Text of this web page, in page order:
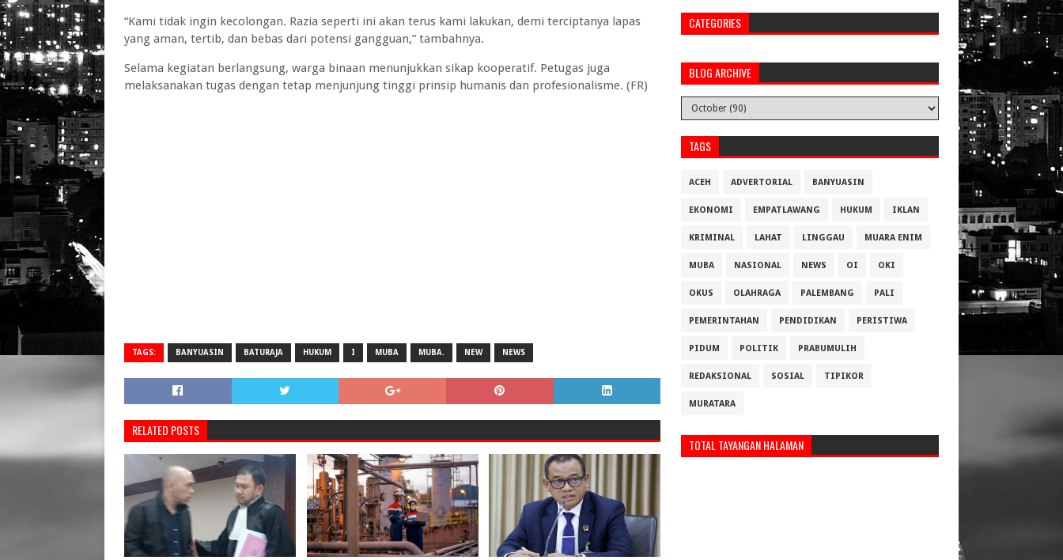
“Kami tidak ingin kecolongan. Razia seperti ini akan terus kami lakukan, demi terciptanya lapas
yang aman, tertib, dan bebas dari potensi gangguan,” tambahnya.
Selama kegiatan berlangsung, warga binaan menunjukkan sikap kooperatif. Petugas juga
melaksanakan tugas dengan tetap menjunjung tinggi prinsip humanis dan profesionalisme. (FR)
TAGS: BANYUASIN BATURAJA HUKUM I MUBA MUBA. NEW NEWS
RELATED POSTS
CATEGORIES
BLOG ARCHIVE
TAGS
ACEH ADVERTORIAL BANYUASIN
EKONOMI EMPATLAWANG HUKUM IKLAN
KRIMINAL LAHAT LINGGAU MUARA ENIM
MUBA NASIONAL NEWS OI OKI
OKUS OLAHRAGA PALEMBANG PALI
PEMERINTAHAN PENDIDIKAN PERISTIWA
PIDUM POLITIK PRABUMULIH
REDAKSIONAL SOSIAL TIPIKOR
MURATARA
TOTAL TAYANGAN HALAMAN